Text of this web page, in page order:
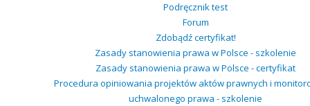
Podręcznik test
Forum
Zdobądź certyfikat!
Zasady stanowienia prawa w Polsce - szkolenie
Zasady stanowienia prawa w Polsce - certyfikat
Procedura opiniowania projektów aktów prawnych i
uchwalonego prawa - szkolenie